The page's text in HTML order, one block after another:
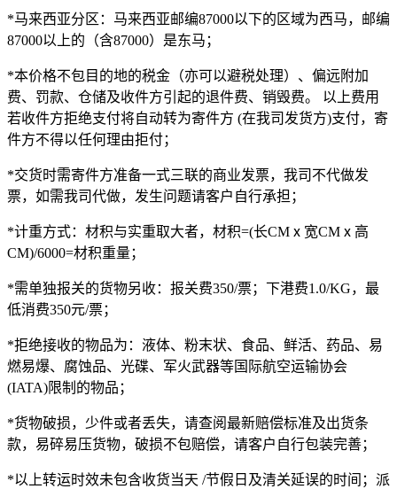
*马来西亚分区：马来西亚邮编87000以下的区域为西马，邮编
87000以上的（含87000）是东马；
*本价格不包目的地的税金（亦可以避税处理）、偏远附加
费、罚款、仓储及收件方引起的退件费、销毁费。 以上费用
若收件方拒绝支付将自动转为寄件方 (在我司发货方)支付，寄
件方不得以任何理由拒付；
*交货时需寄件方准备一式三联的商业发票，我司不代做发
票，如需我司代做，发生问题请客户自行承担；
*计重方式：材积与实重取大者，材积=(长CMⅹ宽CMⅹ高
CM)/6000=材积重量；
*需单独报关的货物另收：报关费350/票；下港费1.0/KG，最
低消费350元/票；
*拒绝接收的物品为：液体、粉末状、食品、鲜活、药品、易
燃易爆、腐蚀品、光碟、军火武器等国际航空运输协会
(IATA)限制的物品；
*货物破损，少件或者丢失，请查阅最新赔偿标准及出货条
款，易碎易压货物，破损不包赔偿，请客户自行包装完善；
*以上转运时效未包含收货当天 /节假日及清关延误的时间；派